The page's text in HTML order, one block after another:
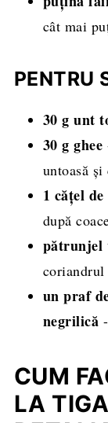
cât mai
PENTRU
30 g unt
30 g ghee
untoasă și
1 cățel
după
pătrunjel
un praf
negrilică
CUM
LA